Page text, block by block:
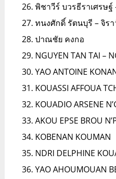
พิชาวีร์ บวรธีราเศรษ
ทนงศักดิ์ รัตนบุรี – จิร
ปาณชัย คงกอ
NGUYEN TAN TAI –
YAO ANTOINE
KOUASSI AFFOUA
KOUADIO ARSENE
AKOU EPSE BROU
KOBENAN KOUMAN
NDRI DELPHINE
YAO AHOUMOUAN